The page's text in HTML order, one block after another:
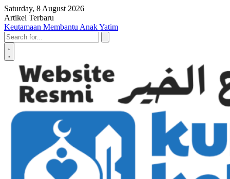
Skip to content
Saturday, 8 August 2026
Artikel Terbaru
Penyerahan SK LAZ Kunci Kebaikan OKU Timur, Tonggak Baru
Penguatan Pelayanan Umat